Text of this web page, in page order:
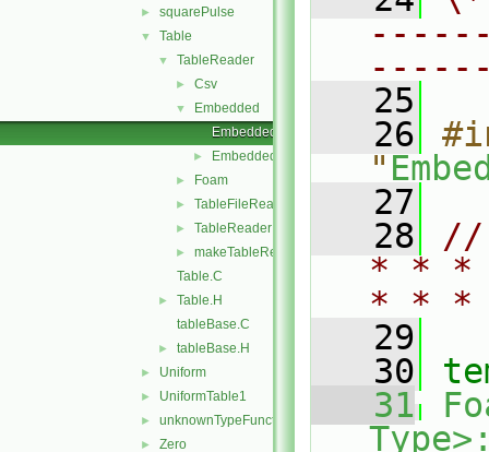
► squarePulse
▼ Table
▼ TableReader
► Csv
▼
Embedded
EmbeddedTableReader.C
► EmbeddedTableReader.H
► Foam
► TableFileReader
► TableReader
►
makeTableReaders.C
Table.C
►
Table.H
tableBase.C
► tableBase.H
► Uniform
► UniformTable1
► unknownTypeFunction1
► Zero
   25
   26
"
   27
   28
//
* * *
* *
   29
   30
   31